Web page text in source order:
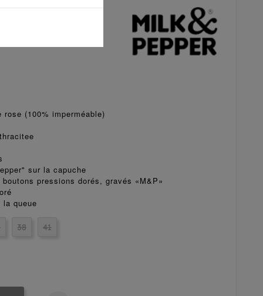
& Pepper
(100% imperméable)
sur la capuche
pressions dorés, gravés «M&P»
queue
38 41